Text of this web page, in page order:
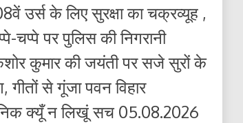
उर्स के लिए सुरक्षा का चक्रव्यूह ,
चप्पे पर पुलिस की निगरानी
कुमार की जयंती पर सजे सुरों के
गीतों से गूंजा पवन विहार
क्यूँ न लिखूं सच 05.08.2026